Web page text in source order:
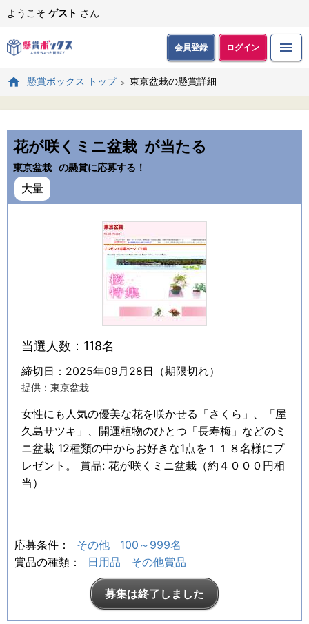
ようこそ ゲスト さん
会員登録 ログイン
懸賞ボックス トップ 東京盆栽の懸賞詳細
花が咲くミニ盆栽 が当たる
東京盆栽 の懸賞に応募する！
大量
当選人数：118名
締切日：2025年09月28日（期限切れ）
提供：東京盆栽
女性にも人気の優美な花を咲かせる「さくら」、「屋
久島サツキ」、開運植物のひとつ「長寿梅」などのミ
ニ盆栽 12種類の中からお好きな1点を１１８名様にプ
レゼント。 賞品: 花が咲くミニ盆栽（約４０００円相
当）
応募条件： その他
100～999名
賞品の種類：
日用品 その他賞品
募集は終了しました